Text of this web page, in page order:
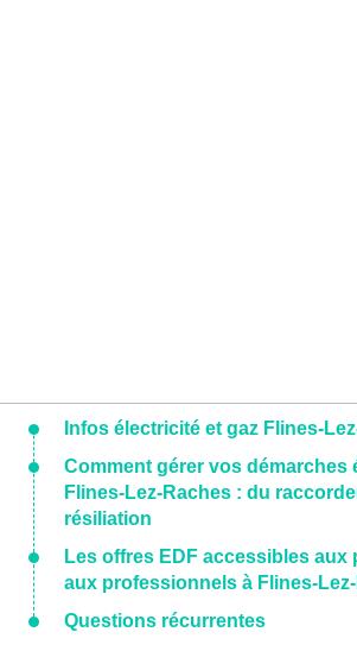
Infos électricité et gaz Flines-
Comment gérer vos démarches
Flines-Lez-Raches : du
résiliation
Les offres EDF accessibles aux
aux professionnels à Flines-
Questions récurrentes